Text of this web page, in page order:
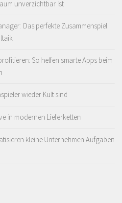
unverzichtbar ist
Das perfekte Zusammenspiel
So helfen smarte Apps beim
wieder Kult sind
in modernen Lieferketten
kleine Unternehmen Aufgaben